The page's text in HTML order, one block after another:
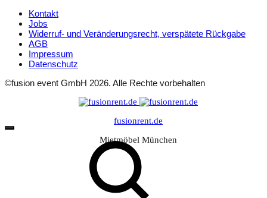
Kontakt
Jobs
Widerruf- und Veränderungsrecht, verspätete Rückgabe
AGB
Impressum
Datenschutz
©fusion event GmbH 2026. Alle Rechte vorbehalten
fusionrent.de
Mietmöbel München